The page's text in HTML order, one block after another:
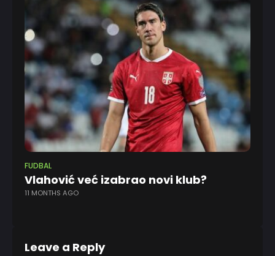
FUDBAL
Vlahović već izabrao novi klub?
11 MONTHS AGO
Leave a Reply